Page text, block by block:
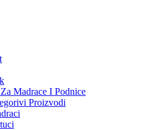
Madrace I Podnice
Proizvodi